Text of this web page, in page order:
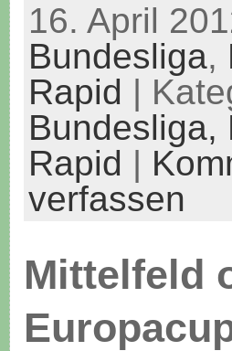
16. April
Bundesliga,
Rapid |
Bundesliga,
Rapid |
verfassen
Mittelfeld